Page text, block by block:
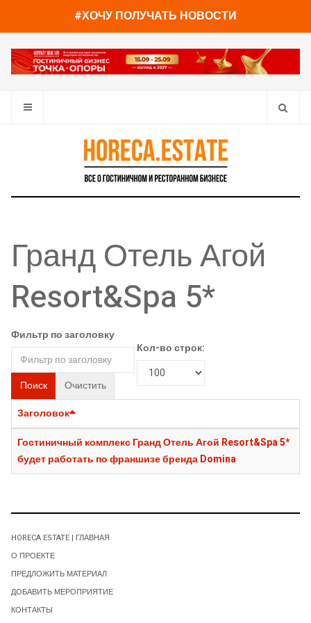
#ХОЧУ ПОЛУЧАТЬ НОВОСТИ
Гранд Отель Агой
Resort&Spa 5*
Фильтр по заголовку
Поиск Очистить
Кол-во строк:
Заголовок
Гостиничный комплекс Гранд Отель Агой Resort&Spa 5*
будет работать по франшизе бренда Domina
HORECA ESTATE | ГЛАВНАЯ
О ПРОЕКТЕ
ПРЕДЛОЖИТЬ МАТЕРИАЛ
ДОБАВИТЬ МЕРОПРИЯТИЕ
КОНТАКТЫ